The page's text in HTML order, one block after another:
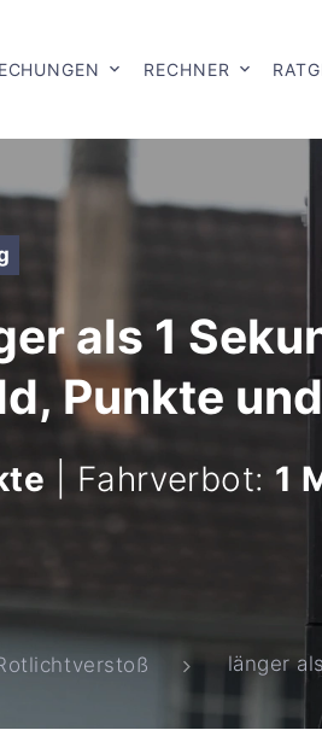
RECHNER
als 1
Punkte
| Fahrverbot: 1
länger